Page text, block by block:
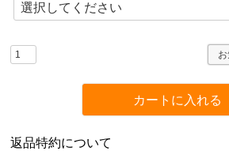
カートに入れる
返品特約について